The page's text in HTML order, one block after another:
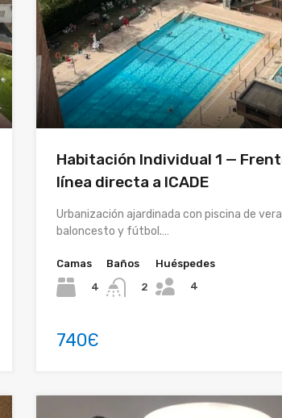
Habitación Individual 1 —
línea directa a ICADE
Urbanización ajardinada con piscina de
baloncesto y fútbol.…
Camas
4
Baños
2
Huéspedes
4
740Є